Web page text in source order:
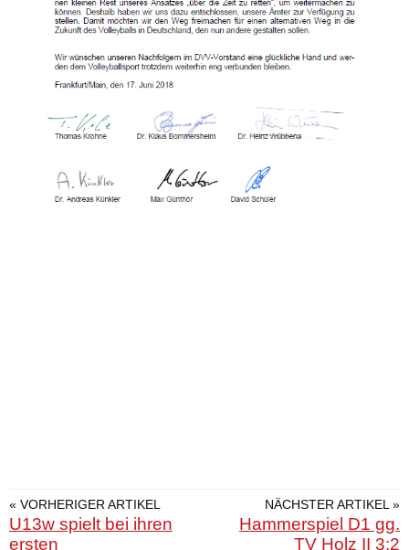
« VORHERIGER ARTIKEL
U13w spielt bei ihren
ersten
NÄCHSTER ARTIKEL »
Hammerspiel D1 gg.
TV Holz II 3:2